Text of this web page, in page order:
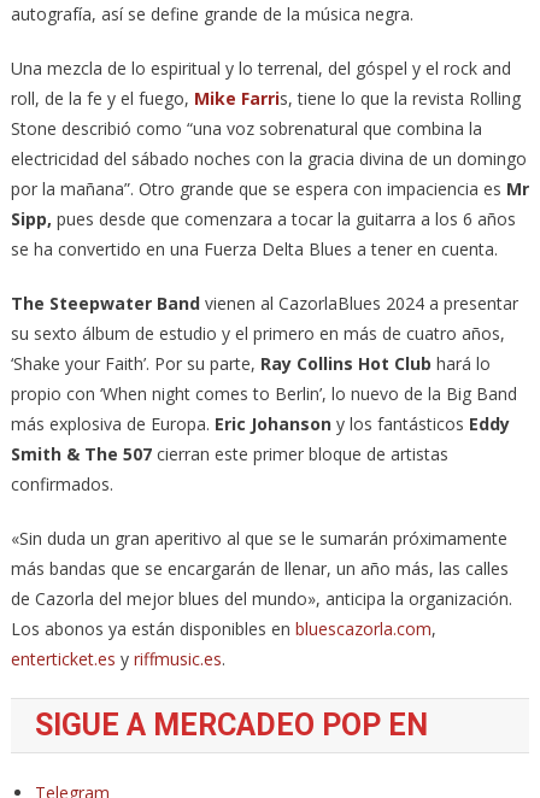
autografía, así se define grande de la música negra.
Una mezcla de lo espiritual y lo terrenal, del góspel y el rock and
roll, de la fe y el fuego, Mike Farris, tiene lo que la revista Rolling
Stone describió como “una voz sobrenatural que combina la
electricidad del sábado noches con la gracia divina de un domingo
por la mañana”. Otro grande que se espera con impaciencia es Mr
Sipp, pues desde que comenzara a tocar la guitarra a los 6 años
se ha convertido en una Fuerza Delta Blues a tener en cuenta.
The Steepwater Band vienen al CazorlaBlues 2024 a presentar
su sexto álbum de estudio y el primero en más de cuatro años,
‘Shake your Faith’. Por su parte, Ray Collins Hot Club hará lo
propio con ‘When night comes to Berlin’, lo nuevo de la Big Band
más explosiva de Europa. Eric Johansony los fantásticos Eddy
Smith & The 507cierran este primer bloque de artistas
confirmados.
«Sin duda un gran aperitivo al que se le sumarán próximamente
más bandas que se encargarán de llenar, un año más, las calles
de Cazorla del mejor blues del mundo», anticipa la organización.
Los abonos ya están disponibles en bluescazorla.com,
enterticket.es y riffmusic.es.
SIGUE A MERCADEO POP EN
Telegram